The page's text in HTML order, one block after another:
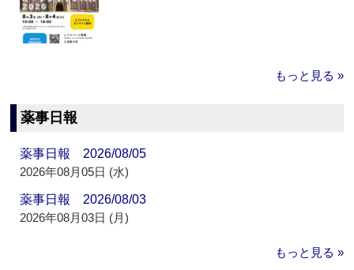
もっと見る »
薬事日報
薬事日報 2026/08/05
2026年08月05日 (水)
薬事日報 2026/08/03
2026年08月03日 (月)
もっと見る »